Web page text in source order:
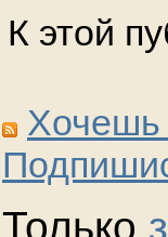
К этой
Хочешь
Только